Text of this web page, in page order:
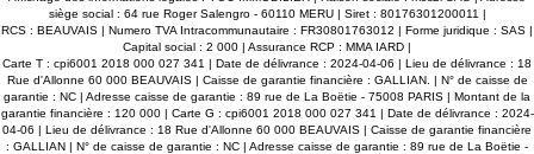
siège social : 64 rue Roger Salengro - 60110 MERU | Siret : 80176301200011 |
RCS : BEAUVAIS | Numero TVA Intracommunautaire : FR30801763012 | Forme juridique : SAS |
Capital social : 2 000 | Assurance RCP : MMA IARD |
Carte T : cpi6001 2018 000 027 341 | Date de délivrance : 2024-04-06 | Lieu de délivrance : 18
Rue d'Allonne 60 000 BEAUVAIS | Caisse de garantie financière : GALLIAN. | N° de caisse de
garantie : NC | Adresse caisse de garantie : 89 rue de La Boëtie - 75008 PARIS | Montant de la
garantie financière : 120 000 | Carte G : cpi6001 2018 000 027 341 | Date de délivrance : 2024-
04-06 | Lieu de délivrance : 18 Rue d'Allonne 60 000 BEAUVAIS | Caisse de garantie financière
: GALLIAN | N° de caisse de garantie : NC | Adresse caisse de garantie : 89 rue de La Boëtie -